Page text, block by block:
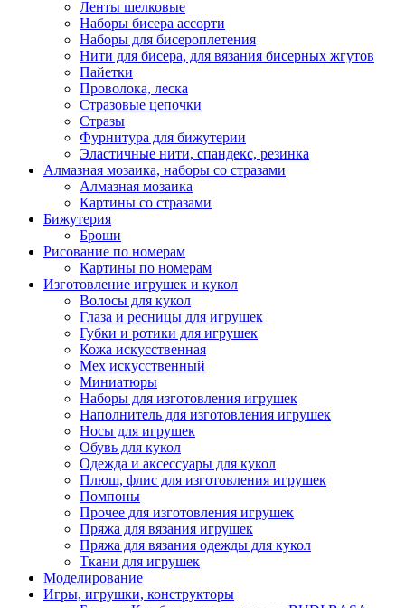
Ленты шелковые
Наборы бисера ассорти
Наборы для бисероплетения
Нити для бисера, для вязания бисерных жгутов
Пайетки
Проволока, леска
Стразовые цепочки
Стразы
Фурнитура для бижутерии
Эластичные нити, спандекс, резинка
Алмазная мозаика, наборы со стразами
Алмазная мозаика
Картины co стразами
Бижутерия
Броши
Рисование по номерам
Картины по номерам
Изготовление игрушек и кукол
Волосы для кукол
Глаза и ресницы для игрушек
Губки и ротики для игрушек
Кожа искусственная
Мех искусственный
Миниатюры
Наборы для изготовления игрушек
Наполнитель для изготовления игрушек
Носы для игрушек
Обувь для кукол
Одежда и аксессуары для кукол
Плюш, флис для изготовления игрушек
Помпоны
Прочее для изготовления игрушек
Пряжа для вязания игрушек
Пряжа для вязания одежды для кукол
Ткани для игрушек
Моделирование
Игры, игрушки, конструкторы